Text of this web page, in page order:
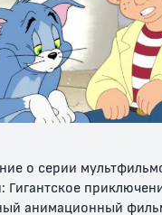
и Джерри
Новые
Джерри
6+
о серии
Гигантское
анимационный